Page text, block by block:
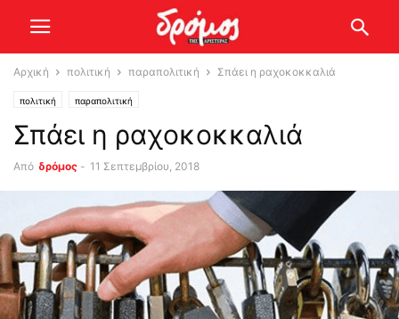
Αρχική πολιτική παραπολιτική Σπάει η ραχοκοκκαλιά
πολιτική παραπολιτική
Σπάει η ραχοκοκκαλιά
Από δρόμος - 11 Σεπτεμβρίου, 2018